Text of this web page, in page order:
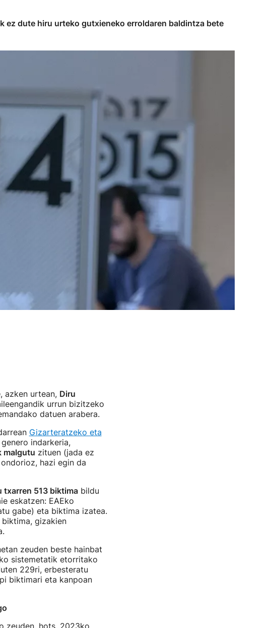
ez dute hiru urteko gutxieneko erroldaren baldintza bete
azken urtean, Diru
urrun bizitzeko
datuen arabera.
Gizarteratzeko eta
indarkeria,
malgutu zituen (jada ez
hazi egin da
txarren 513 biktimabildu
eskatzen: EAEko
gabe) eta biktima izatea.
gizakien
zeuden beste hainbat
sistemetatik etorritako
229ri, erbesteratu
biktimari eta kanpoan
zeuden, hots, 2023ko